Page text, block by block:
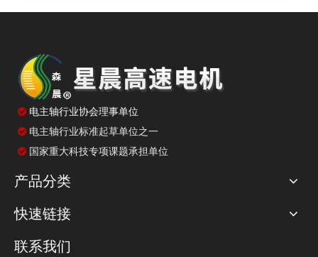
电主轴返修后的验收与安装，多花十分钟少折腾几次
电主轴闲置后重启，先低速转一转比直接干活更稳妥
锥孔清洁方法不当，装刀精度可能悄悄打折扣
加速时间设短了生产效率高，但电主轴寿命可能受影响
电主轴冷却系统的启停顺序，很多人没注意到
 电主轴行业协会理事单位
 电主轴行业标准起草单位之一
 国家重大科技专项课题承担单位
产品分类
快速链接
联系我们